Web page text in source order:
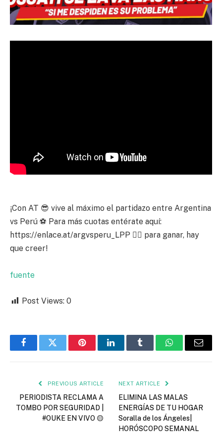
¡Con AT 😎 vive al máximo el partidazo entre Argentina
vs Perú ⚽ Para más cuotas entérate aquí:
https://enlace.at/argvsperu_LPP 👈🏽 para ganar, hay
que creer!
fuente
Post Views: 0
FacebookTwitter PinterestLinkedInTumblr WhatsAppEmail
PREVIOUS ARTICLE
PERIODISTA RECLAMA A
TOMBO POR SEGURIDAD |
#OUKE EN VIVO 🟡
NEXT ARTICLE
ELIMINA LAS MALAS
ENERGÍAS DE TU HOGAR
Soralla de los Ángeles|
HORÓSCOPO SEMANAL